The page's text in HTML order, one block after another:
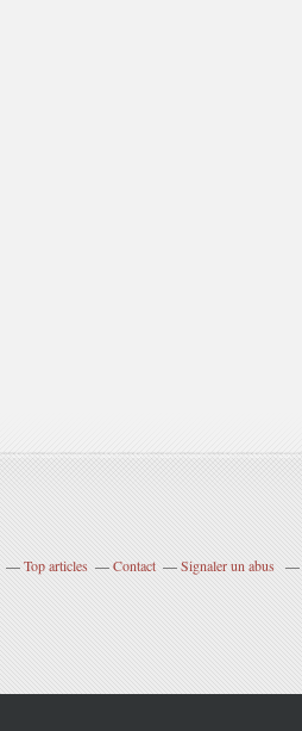
Top articles Contact Signaler un abus